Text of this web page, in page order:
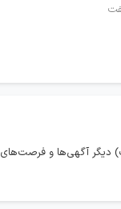
دیگر آگهی‌ها و فرصت‌های